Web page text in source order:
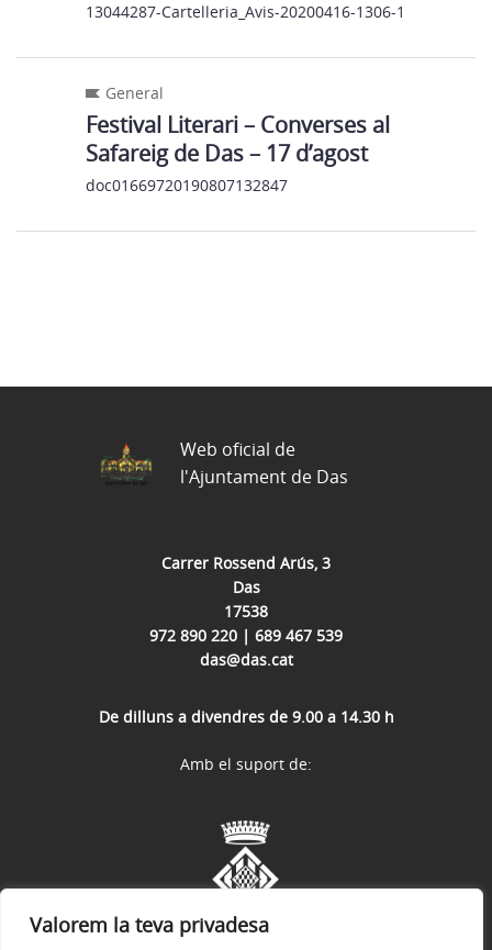
Valorem la teva privadesa
13044287-Cartelleria_Avis-20200416-1306-1
General
Festival Literari – Converses al
Safareig de Das – 17 d’agost
doc01669720190807132847
Carrer Rossend Arús, 3
Das
17538
972 890 220 | 689 467 539
das@das.cat
De dilluns a divendres de 9.00 a 14.30 h
Web oficial de
l'Ajuntament de Das
Amb el suport de: